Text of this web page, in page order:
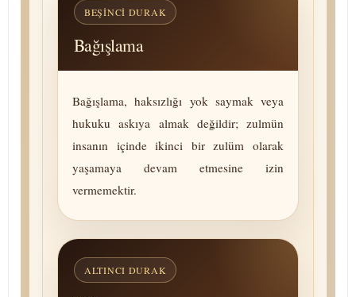
BEŞINCI DURAK
Bağışlama
Bağışlama, haksızlığı yok saymak veya
hukuku askıya almak değildir; zulmün
insanın içinde ikinci bir zulüm olarak
yaşamaya devam etmesine izin
vermemektir.
ALTINCI DURAK